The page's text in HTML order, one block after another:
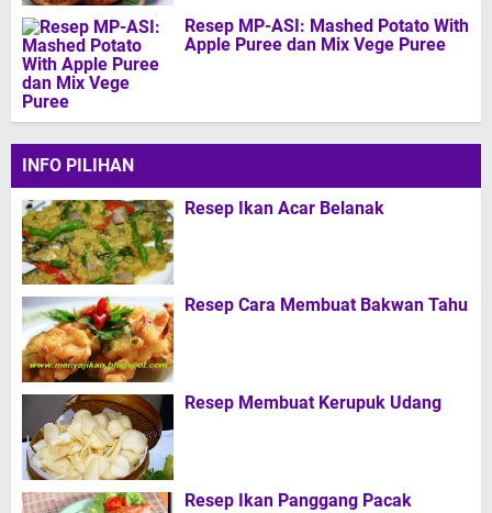
Resep MP-ASI: Mashed Potato With
Apple Puree dan Mix Vege Puree
INFO PILIHAN
Resep Ikan Acar Belanak
Resep Cara Membuat Bakwan Tahu
Resep Membuat Kerupuk Udang
Resep Ikan Panggang Pacak